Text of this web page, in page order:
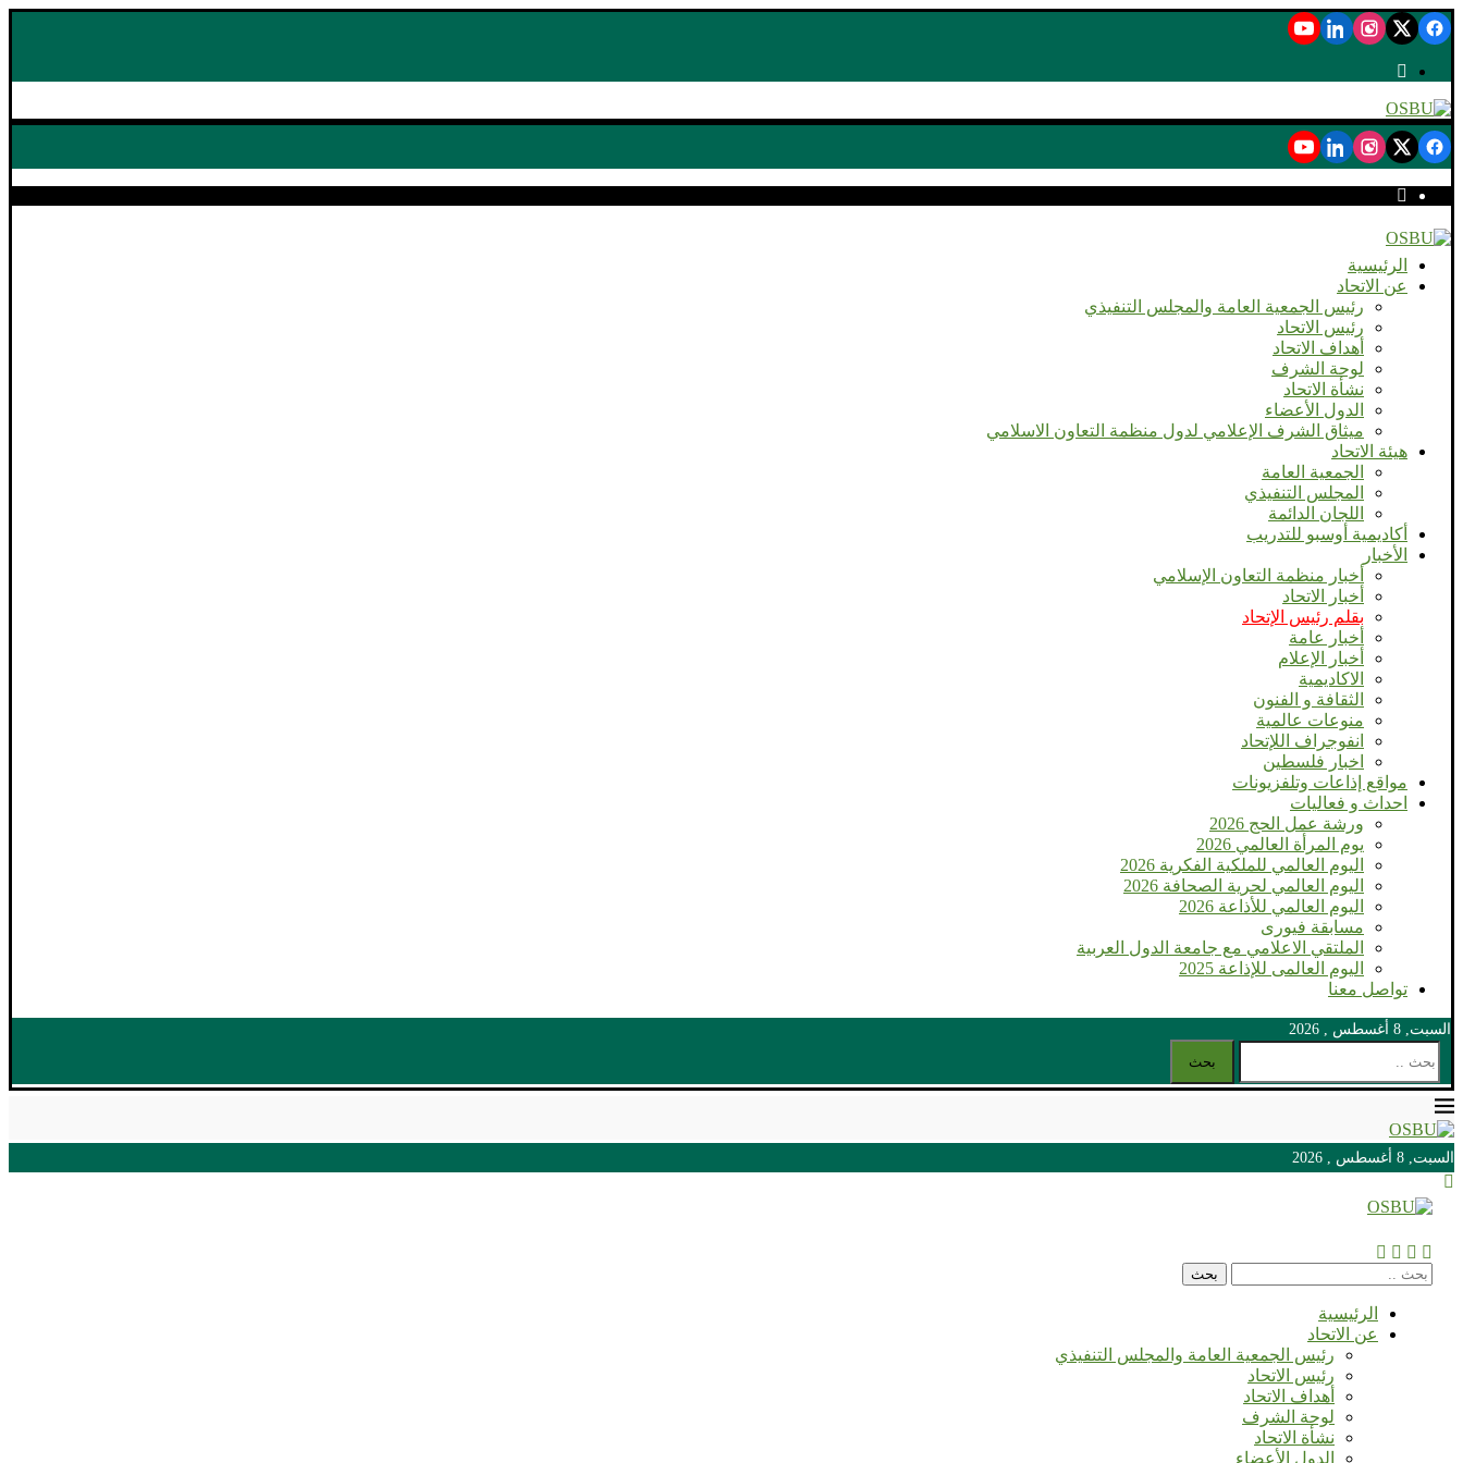
الرئيسية
عن الاتحاد
رئيس الجمعية العامة والمجلس التنفيذي
رئيس الاتحاد
أهداف الاتحاد
لوحة الشرف
نشأة الاتحاد
الدول الأعضاء
ميثاق الشرف الإعلامي لدول منظمة التعاون الاسلامي
هيئة الاتحاد
الجمعية العامة
المجلس التنفيذي
اللجان الدائمة
أكاديمية أوسبو للتدريب
الأخبار
أخبار منظمة التعاون الإسلامي
أخبار الاتحاد
بقلم رئيس الإتحاد
أخبار عامة
أخبار الإعلام
الاكاديمية
الثقافة و الفنون
منوعات عالمية
انفوجراف اللإتحاد
اخبار فلسطين
مواقع إذاعات وتلفزيونات
احداث و فعاليات
ورشة عمل الحج 2026
يوم المرأة العالمي 2026
اليوم العالمي للملكية الفكرية 2026
اليوم العالمي لحرية الصحافة 2026
اليوم العالمي للأذاعة 2026
مسابقة فيورى
الملتقي الاعلامي مع جامعة الدول العربية
اليوم العالمى للإذاعة 2025
تواصل معنا
السبت, 8 أغسطس , 2026
بحث
السبت, 8 أغسطس , 2026
بحث
الرئيسية
عن الاتحاد
رئيس الجمعية العامة والمجلس التنفيذي
رئيس الاتحاد
أهداف الاتحاد
لوحة الشرف
نشأة الاتحاد
الدول الأعضاء